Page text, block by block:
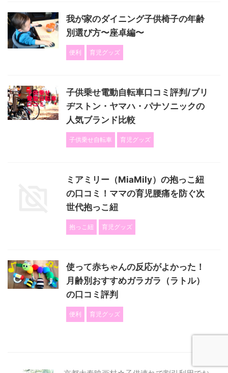
我が家のダイニング子供椅子の年齢
別選び方〜座卓編〜
便利 育児グッズ
子供乗せ電動自転車口コミ評判/ブリ
ヂストン・ヤマハ・パナソニックの
人気ブランド比較
子供乗せ自転車 育児グッズ
ミアミリー（MiaMily）の抱っこ紐
の口コミ！ママの育児腰痛を防ぐ次
世代抱っこ紐
抱っこ紐 育児グッズ
使って赤ちゃんの反応がよかった！
月齢別おすすめガラガラ（ラトル）
の口コミ評判
便利 育児グッズ